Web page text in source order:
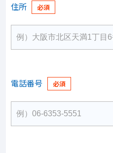
住所
電話番号